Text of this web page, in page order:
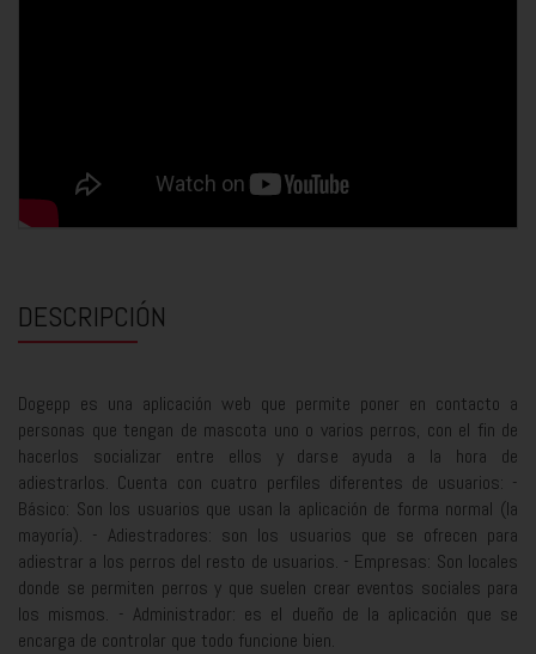
DESCRIPCIÓN
Dogepp es una aplicación web que permite poner en contacto a
personas que tengan de mascota uno o varios perros, con el fin de
hacerlos socializar entre ellos y darse ayuda a la hora de
adiestrarlos. Cuenta con cuatro perfiles diferentes de usuarios: -
Básico: Son los usuarios que usan la aplicación de forma normal (la
mayoría). - Adiestradores: son los usuarios que se ofrecen para
adiestrar a los perros del resto de usuarios. - Empresas: Son locales
donde se permiten perros y que suelen crear eventos sociales para
los mismos. - Administrador: es el dueño de la aplicación que se
encarga de controlar que todo funcione bien.